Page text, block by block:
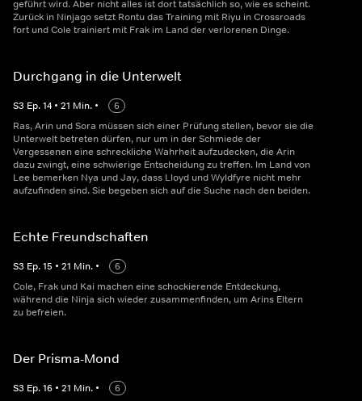
geführt wird. Aber nicht alles ist dort tatsächlich so, wie es scheint.
Zurück in Ninjago setzt Rontu das Training mit Riyu in Crossroads
fort und Cole trainiert mit Frak im Land der verlorenen Dinge.
Durchgang in die Unterwelt
S3 Ep.14 • 21 Min. •
6
Ras, Arin und Sora müssen sich einer Prüfung stellen, bevor sie die
Unterwelt betreten dürfen, nur um in der Schmiede der
Vergessenen eine schreckliche Wahrheit aufzudecken, die Arin
dazu zwingt, eine schwierige Entscheidung zu treffen. Im Land von
Lee bemerken Nya und Jay, dass Lloyd und Wyldfyre nicht mehr
aufzufinden sind. Sie begeben sich auf die Suche nach den beiden.
Echte Freundschaften
S3 Ep.15 • 21 Min. •
6
Cole, Frak und Kai machen eine schockierende Entdeckung,
während die Ninja sich wieder zusammenfinden, um Arins Eltern
zu befreien.
Der Prisma-Mond
S3 Ep.16 • 21 Min. •
6